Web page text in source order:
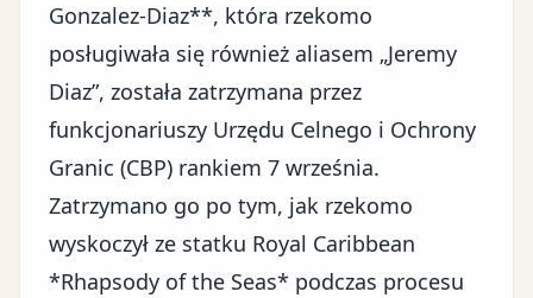
Gonzalez-Diaz**, która rzekomo
posługiwała się również aliasem „Jeremy
Diaz”, została zatrzymana przez
funkcjonariuszy Urzędu Celnego i Ochrony
Granic (CBP) rankiem 7 września.
Zatrzymano go po tym, jak rzekomo
wyskoczył ze statku Royal Caribbean
*Rhapsody of the Seas* podczas procesu